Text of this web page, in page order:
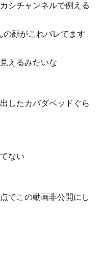
シチャンネルで例える
の顔がこれバレてます
えるみたいな
したカバダベッドぐら
ない
でこの動画非公開にし